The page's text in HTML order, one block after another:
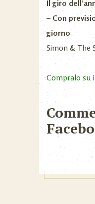
Il giro
– Con
giorno
Simon & The
Compralo su